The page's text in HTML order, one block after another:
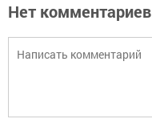
Нет комментариев